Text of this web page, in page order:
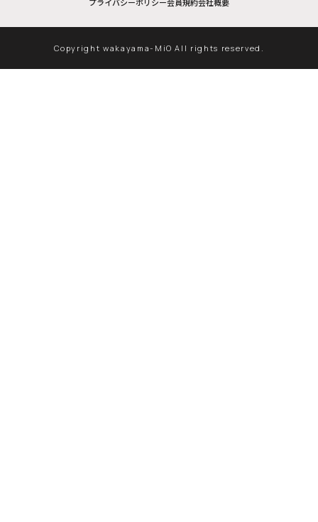
Copyright wakayama-MiO All rights reserved.